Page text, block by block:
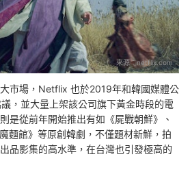
來源：netflix.com
市場，Netflix 也於2019年和韓國媒體公
，並大量上架該公司旗下黃金時段的電
是從前年開始推出有如《屍戰朝鮮》、
麵館》等原創韓劇，不僅題材新鮮，拍
品影集的高水準，在台灣也引發極高的